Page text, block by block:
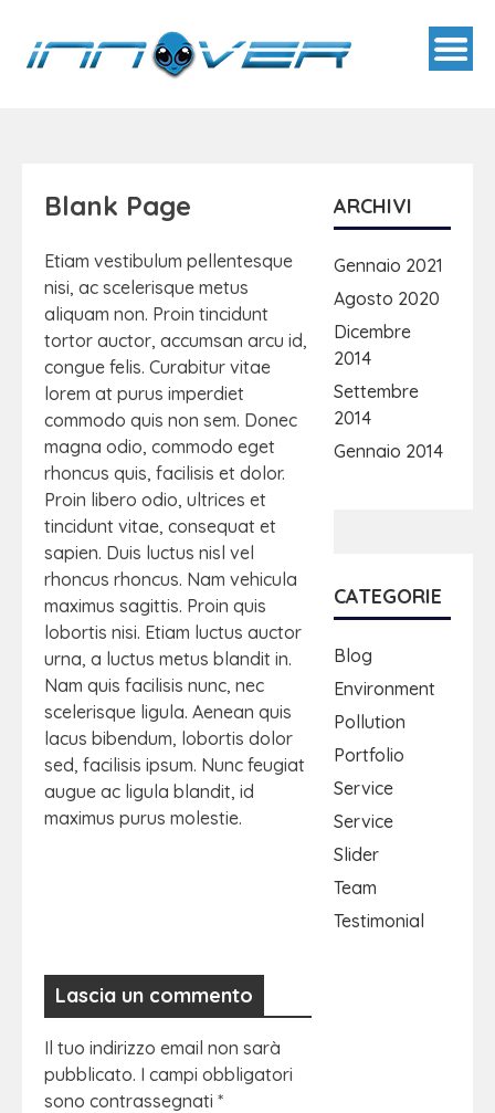
Blank Page
Etiam vestibulum pellentesque
nisi, ac scelerisque metus
aliquam non. Proin tincidunt
tortor auctor, accumsan arcu id,
congue felis. Curabitur vitae
lorem at purus imperdiet
commodo quis non sem. Donec
magna odio, commodo eget
rhoncus quis, facilisis et dolor.
Proin libero odio, ultrices et
tincidunt vitae, consequat et
sapien. Duis luctus nisl vel
rhoncus rhoncus. Nam vehicula
maximus sagittis. Proin quis
lobortis nisi. Etiam luctus auctor
urna, a luctus metus blandit in.
Nam quis facilisis nunc, nec
scelerisque ligula. Aenean quis
lacus bibendum, lobortis dolor
sed, facilisis ipsum. Nunc feugiat
augue ac ligula blandit, id
maximus purus molestie.
Lascia un commento
Il tuo indirizzo email non sarà
pubblicato. I campi obbligatori
sono contrassegnati *
ARCHIVI
Gennaio 2021
Agosto 2020
Dicembre
2014
Settembre
2014
Gennaio 2014
CATEGORIE
Blog
Environment
Pollution
Portfolio
Service
Service
Slider
Team
Testimonial